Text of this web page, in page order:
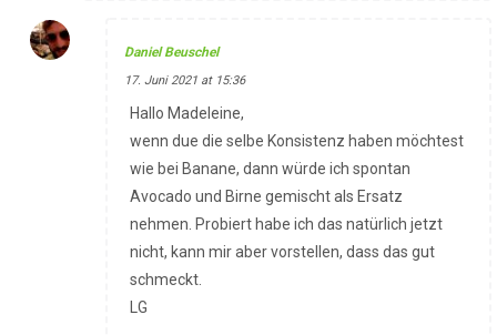
Daniel Beuschel
17. Juni 2021 at 15:36
Hallo Madeleine,
wenn due die selbe Konsistenz haben möchtest
wie bei Banane, dann würde ich spontan
Avocado und Birne gemischt als Ersatz
nehmen. Probiert habe ich das natürlich jetzt
nicht, kann mir aber vorstellen, dass das gut
schmeckt.
LG